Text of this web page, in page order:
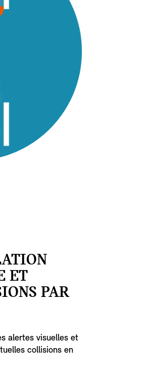
ET
PAR
alertes visuelles et
collisions en